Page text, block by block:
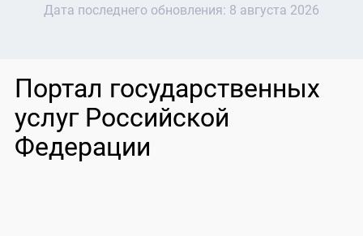
Дата последнего обновления: 8 августа 2026
Портал государственных
услуг Российской
Федерации